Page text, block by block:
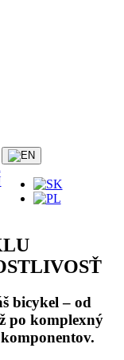
bicykel – od
po komplexný